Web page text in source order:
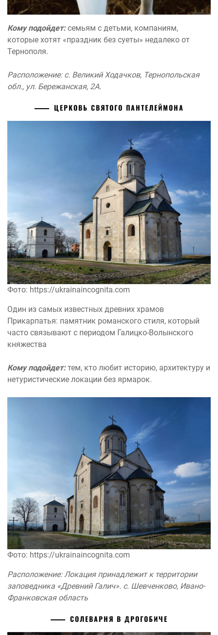
Кому подойдет:семьям с детьми, компаниям,
которые хотят «праздник без суеты» недалеко от
Тернополя.
Расположение: с. Великий Ходачков, Тернопольская
обл., ул. Бережанская, 2А.
ЦЕРКОВЬ СВЯТОГО ПАНТЕЛЕЙМОНА
Фото: https://ukrainaincognita.com
Один из самых известных древних храмов
Прикарпатья: памятник романского стиля, который
часто связывают с периодом Галицко-Волынского
княжества
Кому подойдет:тем, кто любит историю, архитектуру и
нетуристические локации без ярмарок.
Фото: https://ukrainaincognita.com
Расположение: Локация принадлежит к территории
заповедника «Древний Галич». с. Шевченково, Ивано-
Франковская область
СОЛЕВАРНЯ В ДРОГОБИЧЕ